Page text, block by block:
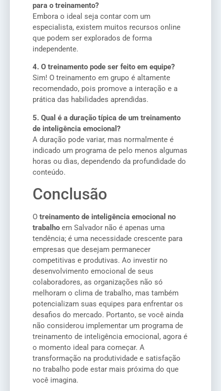
para o treinamento?
Embora o ideal seja contar com um
especialista, existem muitos recursos online
que podem ser explorados de forma
independente.
4. O treinamento pode ser feito em equipe?
Sim! O treinamento em grupo é altamente
recomendado, pois promove a interação e a
prática das habilidades aprendidas.
5. Qual é a duração típica de um treinamento
de inteligência emocional?
A duração pode variar, mas normalmente é
indicado um programa de pelo menos algumas
horas ou dias, dependendo da profundidade do
conteúdo.
Conclusão
O treinamento de inteligência emocional no
trabalho em Salvador não é apenas uma
tendência; é uma necessidade crescente para
empresas que desejam permanecer
competitivas e produtivas. Ao investir no
desenvolvimento emocional de seus
colaboradores, as organizações não só
melhoram o clima de trabalho, mas também
potencializam suas equipes para enfrentar os
desafios do mercado. Portanto, se você ainda
não considerou implementar um programa de
treinamento de inteligência emocional, agora é
o momento ideal para começar. A
transformação na produtividade e satisfação
no trabalho pode estar mais próxima do que
você imagina.